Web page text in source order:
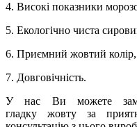
4. Високі показники
5. Екологічно чиста
6. Приємний жовтий колір,
7. Довговічність.
У нас Ви можете
гладку жовту за